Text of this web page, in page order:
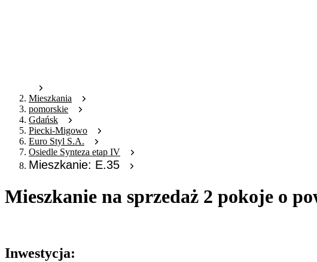
Mieszkania
pomorskie
Gdańsk
Piecki-Migowo
Euro Styl S.A.
Osiedle Synteza etap IV
Mieszkanie: E.35
Mieszkanie na sprzedaż 2 pokoje o
Inwestycja: